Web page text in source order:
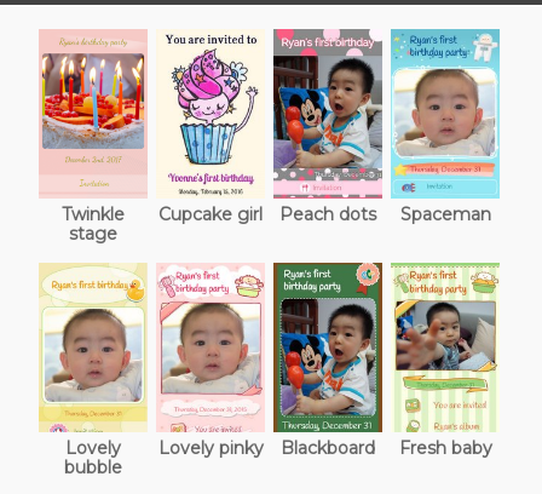
Twinkle
stage
Cupcake girl Peach dots Spaceman
Lovely
bubble
Lovely pinky Blackboard Fresh baby